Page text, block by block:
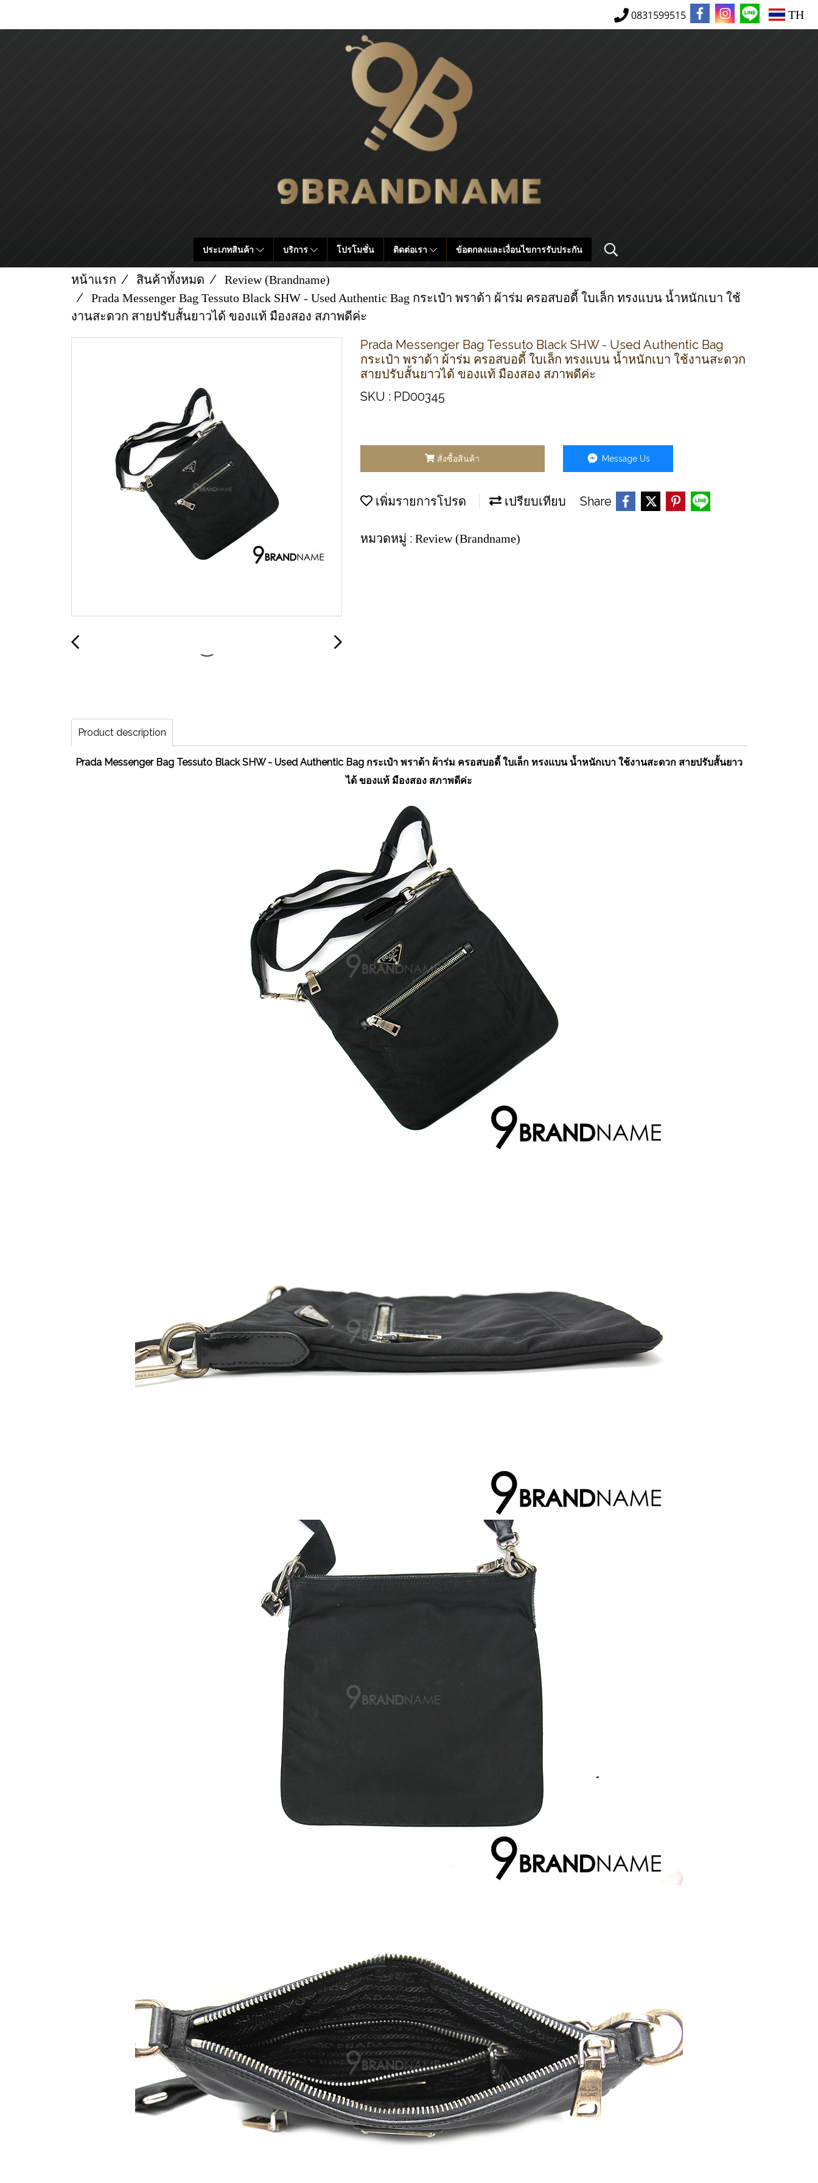
0831599515 TH
ประเภทสินค้า บริการ โปรโมชั่น ติดต่อเรา ข้อตกลงและเงื่อนไขการรับประกัน
หน้าแรก สินค้าทั้งหมด
Review (Brandname)
Prada Messenger Bag Tessuto Black SHW - Used Authentic Bag กระเป๋า พราด้า ผ้าร่ม ครอสบอดี้ ใบเล็ก ทรงแบน น้ำหนักเบา ใช้
งานสะดวก สายปรับสั้นยาวได้ ของแท้ มืองสอง สภาพดีค่ะ
Prada Messenger Bag Tessuto Black SHW - Used Authentic Bag
กระเป๋า พราด้า ผ้าร่ม ครอสบอดี้ ใบเล็ก ทรงแบน น้ำหนักเบา ใช้งานสะดวก
สายปรับสั้นยาวได้ ของแท้ มืองสอง สภาพดีค่ะ
SKU : PD00345
สั่งซื้อสินค้า Message Us
เพิ่มรายการโปรด เปรียบเทียบ Share
หมวดหมู่ : Review (Brandname)
Product description
Prada Messenger Bag Tessuto Black SHW - Used Authentic Bag กระเป๋า พราด้า ผ้าร่ม ครอสบอดี้ ใบเล็ก ทรงแบน น้ำหนักเบา ใช้งานสะดวก สายปรับสั้นยาว
ได้ ของแท้ มืองสอง สภาพดีค่ะ